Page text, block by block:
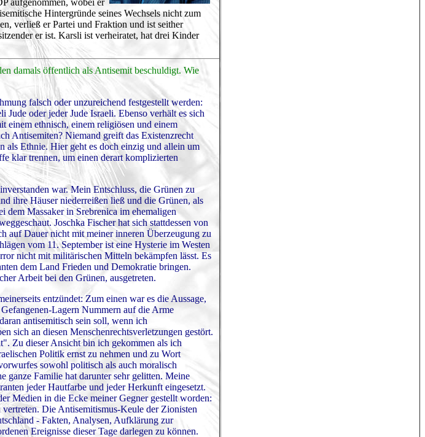
Hintergründe seines Wechsels nicht zum
verließ er Partei und Fraktion und ist seither
er ist. Karsli ist verheiratet, hat drei Kinder
damals öffentlich als Antisemit beschuldigt. Wie
falsch oder unzureichend festgestellt werden:
oder jeder Jude Israeli. Ebenso verhält es sich
ethnisch, einem religiösen und einem
Antisemiten? Niemand greift das Existenzrecht
als Ethnie. Hier geht es doch einzig und allein um
klar trennen, um einen derart komplizierten
war. Mein Entschluss, die Grünen zu
ihre Häuser niederreißen ließ und die Grünen, als
dem Massaker in Srebrenica im ehemaligen
Joschka Fischer hat sich stattdessen von
auf Dauer nicht mit meiner inneren Überzeugung zu
vom 11. September ist eine Hysterie im Westen
nicht mit militärischen Mitteln bekämpfen lässt. Es
dem Land Frieden und Demokratie bringen.
Arbeit bei den Grünen, ausgetreten.
entzündet: Zum einen war es die Aussage,
Lagern Nummern auf die Arme
antisemitisch sein soll, wenn ich
sich an diesen Menschenrechtsverletzungen gestört.
Zu dieser Ansicht bin ich gekommen als ich
Politik ernst zu nehmen und zu Wort
sowohl politisch als auch moralisch
ganze Familie hat darunter sehr gelitten. Meine
jeder Hautfarbe und jeder Herkunft eingesetzt.
Medien in die Ecke meiner Gegner gestellt worden:
Die Antisemitismus-Keule der Zionisten
- Fakten, Analysen, Aufklärung zur
Ereignisse dieser Tage darlegen zu können.